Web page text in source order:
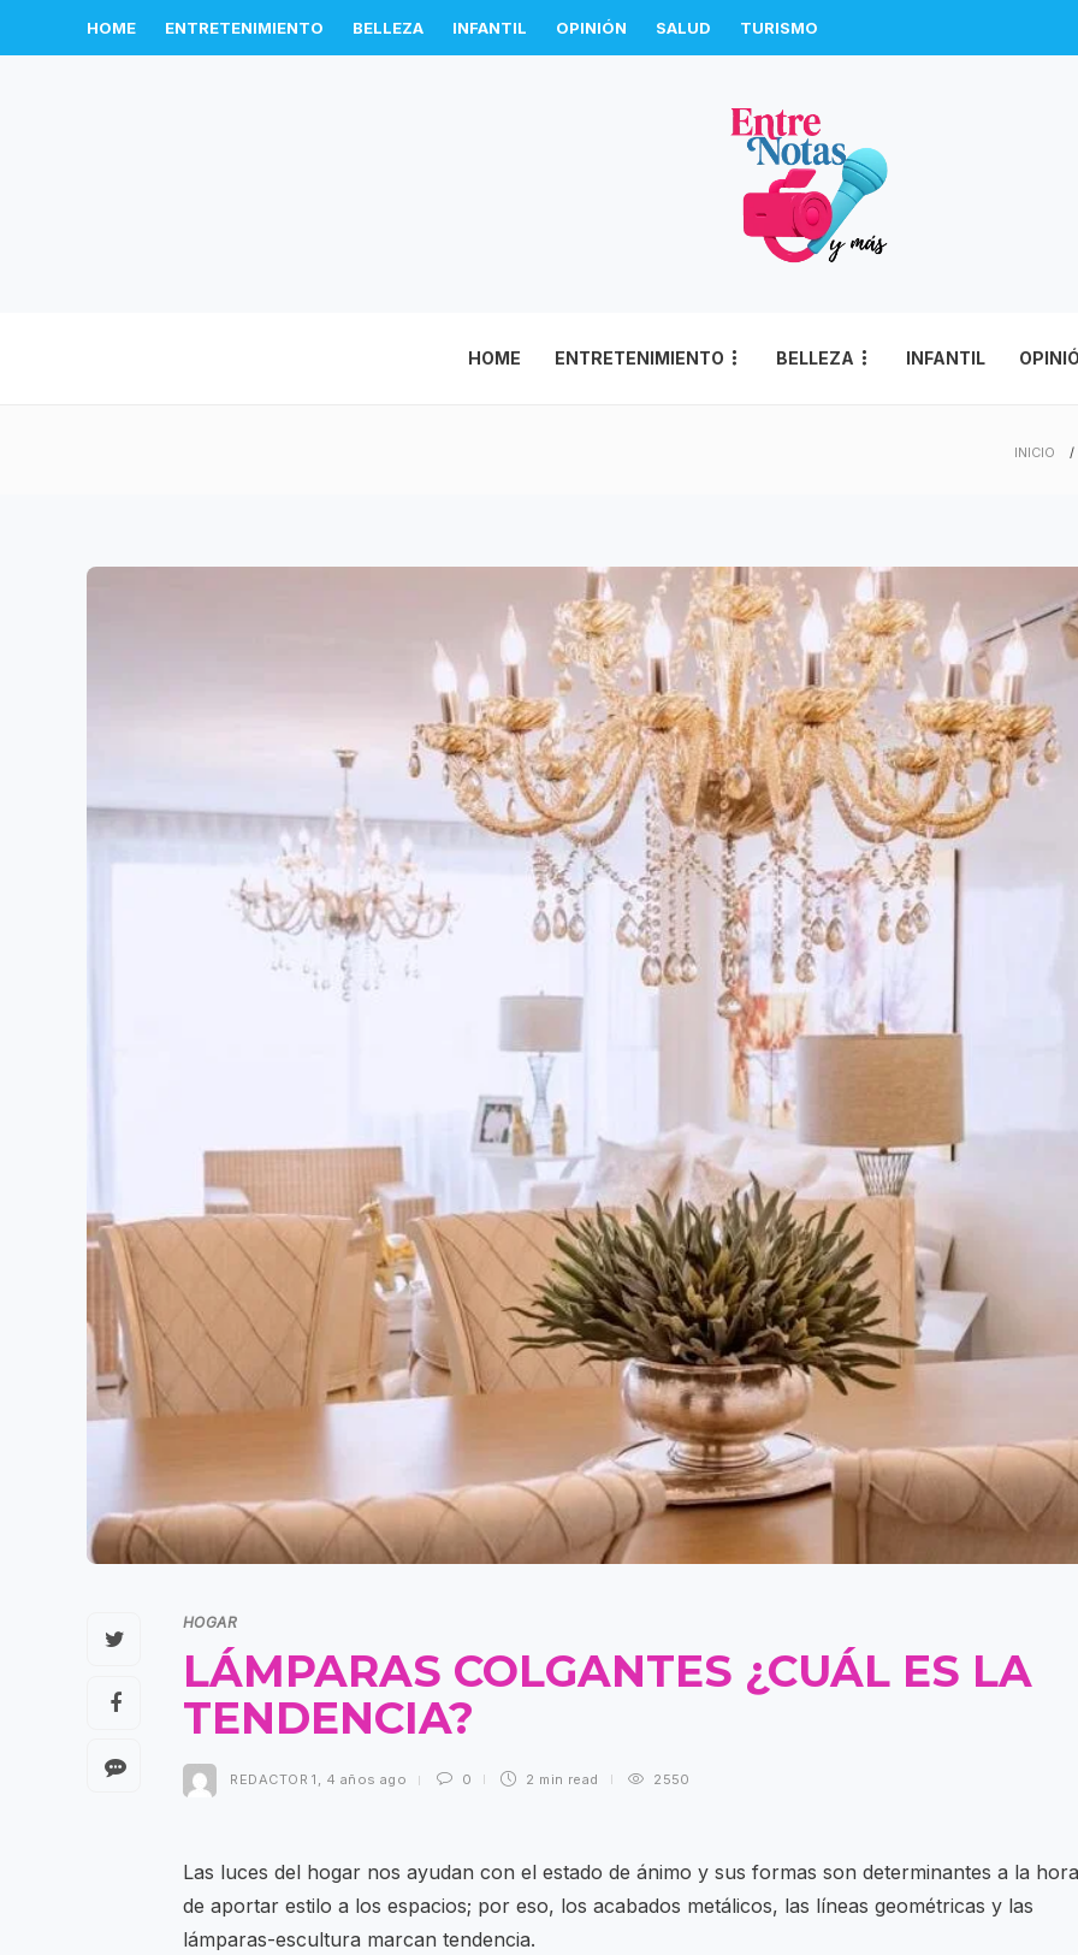
HOME ENTRETENIMIENTO BELLEZA INFANTIL OPINIÓN SALUD TURISMO
HOME ENTRETENIMIENTO BELLEZA INFANTIL
INICIO
HOGAR
LÁMPARAS COLGANTES ¿CUÁL ES LA
TENDENCIA?
REDACTOR 1 , 4 años ago 0 2 min read 2550
Las luces del hogar nos ayudan con el estado de ánimo y sus formas son determinantes a la hora
de aportar estilo a los espacios; por eso, los acabados metálicos, las líneas geométricas y las
lámparas-escultura marcan tendencia.